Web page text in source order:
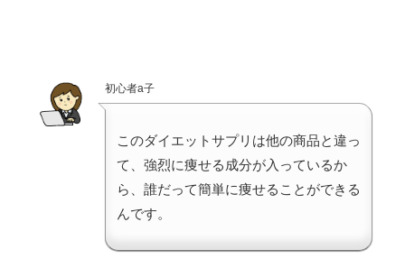
初心者a子
このダイエットサプリは他の商品と違っ
て、強烈に痩せる成分が入っているか
ら、誰だって簡単に痩せることができる
んです。